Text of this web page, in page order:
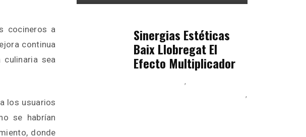
cocineros a
continua
culinaria sea
los usuarios
se habrían
donde
Sinergias Estéticas
Baix Llobregat El
Efecto Multiplicador